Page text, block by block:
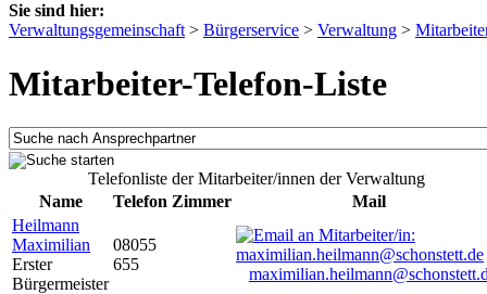
Sie sind hier:
Verwaltungsgemeinschaft > Bürgerservice > Verwaltung >
Mitarbeiter-Telefon-Liste
Telefonliste der Mitarbeiter/innen der Verwaltung
Name
Telefon Zimmer
Mail
Heilmann
Maximilian
Erster
Bürgermeister
08055
655